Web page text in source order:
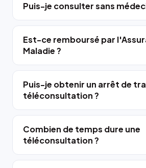
Puis-je consulter sans
Est-ce remboursé par
Maladie ?
Puis-je obtenir un arrêt de
téléconsultation ?
Combien de temps dure une
téléconsultation ?